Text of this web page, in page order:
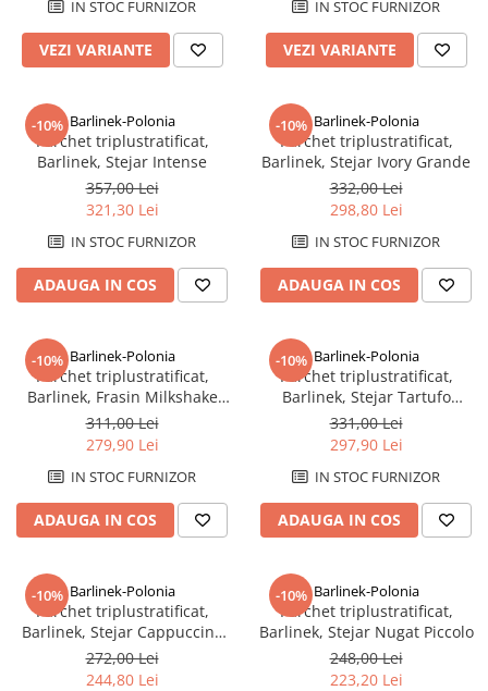
Paravane de cada
Baterii de baie
Baterii lavoar
Baterii bideu
Baterii cada
Sisteme de dus
Seturi de dus
Sisteme de dus incastrate
Brate si palarii de dus
Pare, furtunuri si accesorii dus
Module de dus incastrate
Rezervoare wc
Rezervoare incastrate
Rezervoare aparente
Cadre incastrate
Cabine de dus
Paravane de dus Walk
Cabine simple de dus
Panouri si usi de dus
Protecție pentru lemn și piatră
Vopsele pentru marcaje forestiere,
rutiere și industriale
Tehnici decorative Jeger
Microciment
Aditivi microciment
Protectia microcimentului
Cornise tavan
IN STOC FURNIZOR
VEZI VARIANTE
IN STOC FURNIZOR
VEZI VARIANTE
-10% Barlinek-Polonia
Parchet triplustratificat,
Barlinek, Stejar Intense
357,00 Lei
321,30 Lei
IN STOC FURNIZOR
ADAUGA IN COS
-10% Barlinek-Polonia
Parchet triplustratificat,
Barlinek, Stejar Ivory Grande
332,00 Lei
298,80 Lei
IN STOC FURNIZOR
ADAUGA IN COS
-10% Barlinek-Polonia
Parchet triplustratificat,
Barlinek, Frasin Milkshake
Grande
311,00 Lei
279,90 Lei
IN STOC FURNIZOR
ADAUGA IN COS
-10% Barlinek-Polonia
Parchet triplustratificat,
Barlinek, Stejar Tartufo
Grande
331,00 Lei
297,90 Lei
IN STOC FURNIZOR
ADAUGA IN COS
-10% Barlinek-Polonia
Parchet triplustratificat,
Barlinek, Stejar Cappuccino
Grande
272,00 Lei
244,80 Lei
-10% Barlinek-Polonia
Parchet triplustratificat,
Barlinek, Stejar Nugat Piccolo
248,00 Lei
223,20 Lei